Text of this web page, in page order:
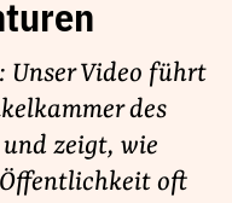
Unser Video führt
des
zeigt, wie
oft